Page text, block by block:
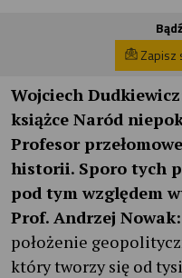
Zapisz
Wojciech
książce Naród
Profesor
historii. Sporo tych
pod tym względem
Prof. Andrzej Nowak:
położenie
który tworzy się od